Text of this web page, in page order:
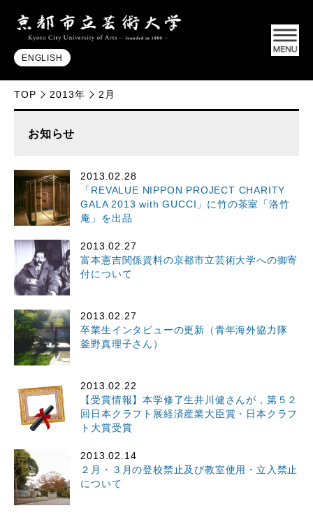
ENGLISH
TOP 2013年 2月
お知らせ
2013.02.28
「REVALUE NIPPON PROJECT CHARITY
GALA 2013 with GUCCI」に竹の茶室「洛竹
庵」を出品
2013.02.27
富本憲吉関係資料の京都市立芸術大学への御寄
付について
2013.02.27
卒業生インタビューの更新（青年海外協力隊
釜野真理子さん）
2013.02.22
【受賞情報】本学修了生井川健さんが，第５２
回日本クラフト展経済産業大臣賞・日本クラフ
ト大賞受賞
2013.02.14
２月・３月の登校禁止及び教室使用・立入禁止
について